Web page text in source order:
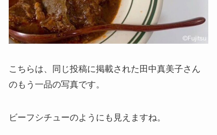
こちらは、同じ投稿に掲載された田中真美子さん
のもう一品の写真です。
ビーフシチューのようにも見えますね。